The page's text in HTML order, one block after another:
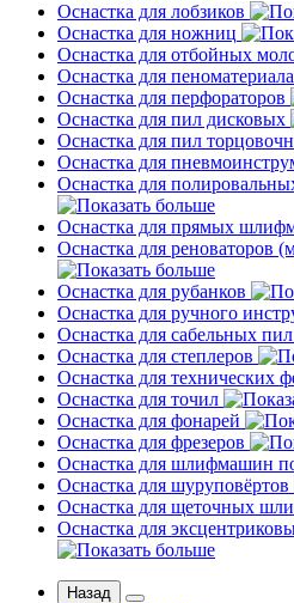
Оснастка для лобзиков
Оснастка для ножниц
Оснастка для отбойных
Оснастка для пеноматериала
Оснастка для перфораторов
Оснастка для пил дисковых
Оснастка для пил
Оснастка для
Оснастка для
Оснастка для прямых
Оснастка для реноваторов
Оснастка для рубанков
Оснастка для ручного
Оснастка для сабельных пил
Оснастка для степлеров
Оснастка для технических
Оснастка для точил
Оснастка для фонарей
Оснастка для фрезеров
Оснастка для шлифмашин
Оснастка для шуруповёртов
Оснастка для щеточных
Оснастка для
Назад